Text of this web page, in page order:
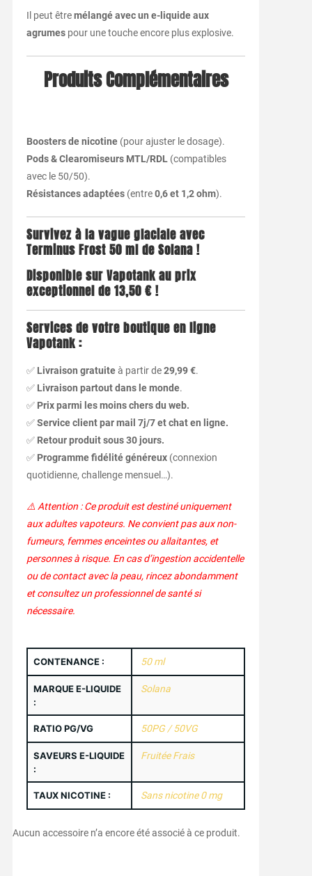
Il peut êtremélangé avec un e-liquide aux
agrumespour une touche encore plus explosive.
Produits Complémentaires
Boosters de nicotine(pour ajuster le dosage).
Pods & Clearomiseurs MTL/RDL(compatibles
avec le 50/50).
Résistances adaptées(entre0,6 et 1,2 ohm).
Survivez à la vague glaciale avec
Terminus Frost 50 ml de Solana !
Disponible sur Vapotank au prix
exceptionnel de 13,50 € !
Services de votre boutique en ligne
Vapotank :
✅ Livraison gratuiteà partir de29,99 €.
✅ Livraison partout dans le monde.
✅ Prix parmi les moins chers du web.
✅Service client par mail 7j/7 et chat en ligne.
✅ Retour produit sous 30 jours.
✅ Programme fidélité généreux(connexion
quotidienne, challenge mensuel…).
⚠️ Attention : Ce produit est destiné uniquement
aux adultes vapoteurs. Ne convient pas aux non-
fumeurs, femmes enceintes ou allaitantes, et
personnes à risque. En cas d’ingestion accidentelle
ou de contact avec la peau, rincez abondamment
et consultez un professionnel de santé si
nécessaire.
CONTENANCE : 50 ml
MARQUE E-LIQUIDE
:
Solana
RATIO PG/VG 50PG / 50VG
SAVEURS E-LIQUIDE
:
Fruitée Frais
TAUX NICOTINE : Sans nicotine 0 mg
Aucun accessoire n’a encore été associé à ce produit.